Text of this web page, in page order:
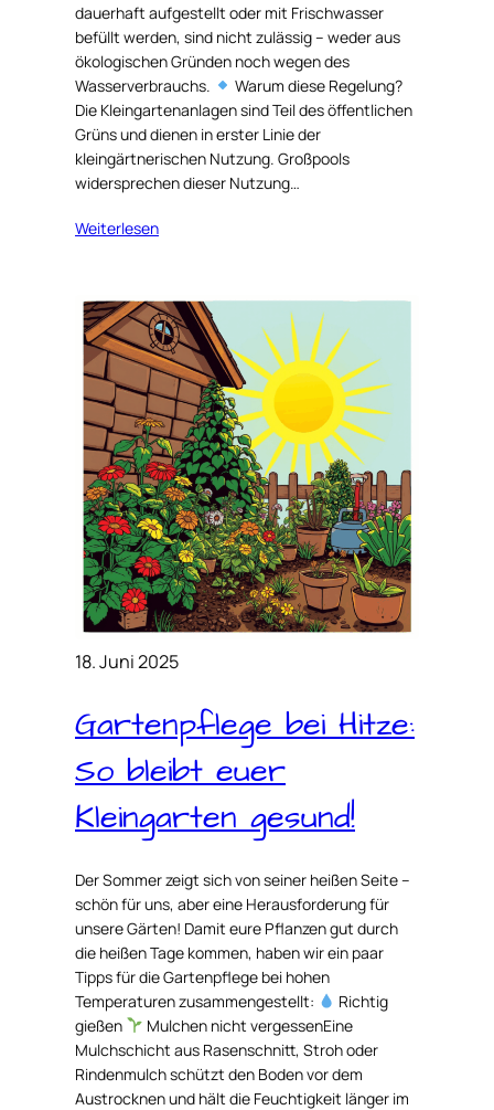
dauerhaft aufgestellt oder mit Frischwasser
befüllt werden, sind nicht zulässig – weder aus
ökologischen Gründen noch wegen des
Wasserverbrauchs.
Warum diese Regelung?
Die Kleingartenanlagen sind Teil des öffentlichen
Grüns und dienen in erster Linie der
kleingärtnerischen Nutzung. Großpools
widersprechen dieser Nutzung…
Weiterlesen
18. Juni 2025
Gartenpflege bei Hitze:
So bleibt euer
Kleingarten gesund!
Der Sommer zeigt sich von seiner heißen Seite –
schön für uns, aber eine Herausforderung für
unsere Gärten! Damit eure Pflanzen gut durch
die heißen Tage kommen, haben wir ein paar
Tipps für die Gartenpflege bei hohen
Temperaturen zusammengestellt:
Richtig
gießen
Mulchen nicht vergessenEine
Mulchschicht aus Rasenschnitt, Stroh oder
Rindenmulch schützt den Boden vor dem
Austrocknen und hält die Feuchtigkeit länger im